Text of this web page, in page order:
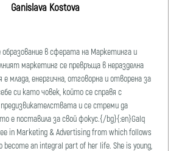
Ganislava Kostova
в сферата на Маркетинга и
маркетинг се превръща в неразделна
млада, енергична, отговорна и отворена за
си като човек, който се справя с
и се стреми да
е поставила за свой фокус.{/bg}{:en}Galq
in Marketing & Advertising from which follows
an integral part of her life. She is young,